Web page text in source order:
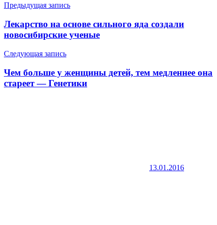
Навигация
по
записям
Предыдущая запись
Лекарство на основе сильного яда создали
новосибирские ученые
Следующая запись
Чем больше у женщины детей, тем медленнее она
стареет — Генетики
13.01.2016